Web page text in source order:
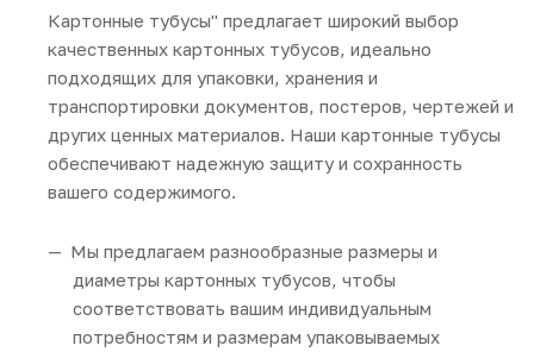
Картонные тубусы" предлагает широкий выбор
качественных картонных тубусов, идеально
подходящих для упаковки, хранения и
транспортировки документов, постеров, чертежей и
других ценных материалов. Наши картонные тубусы
обеспечивают надежную защиту и сохранность
вашего содержимого.
Мы предлагаем разнообразные размеры и
диаметры картонных тубусов, чтобы
соответствовать вашим индивидуальным
потребностям и размерам упаковываемых